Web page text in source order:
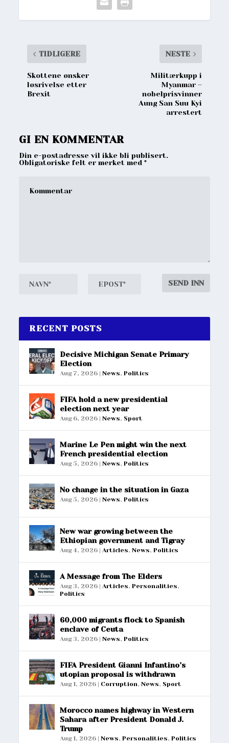
TIDLIGERE
Skottene ønsker
løsrivelse etter
Brexit
NESTE
Militærkupp i
Myanmar –
nobelprisvinner
Aung San Suu Kyi
arrestert
GI EN KOMMENTAR
Din e-postadresse vil ikke bli publisert.
Obligatoriske felt er merket med*
RECENT POSTS
Decisive Michigan Senate Primary
Election
Aug 7, 2026 |News,Politics
FIFA hold a new presidential
election next year
Aug 6, 2026 |News, Sport
Marine Le Pen might win the next
French presidential election
Aug 5, 2026 |News,Politics
No change in the situation in Gaza
Aug 5, 2026 |News,Politics
New war growing between the
Ethiopian government and Tigray
Aug 4, 2026 |Articles,News,Politics
A Message from The Elders
Aug 3, 2026 |Articles,Personalities,
Politics
60,000 migrants flock to Spanish
enclave of Ceuta
Aug 3, 2026 |News,Politics
FIFA President Gianni Infantino’s
utopian proposal is withdrawn
Aug 1, 2026 | Corruption,News, Sport
Morocco names highway in Western
Sahara after President Donald J.
Trump
Aug 1, 2026 |News,Personalities,Politics